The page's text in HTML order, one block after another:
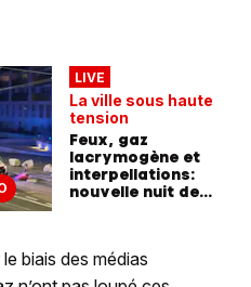
LIVE
La ville sous haute
tension
Feux, gaz
lacrymogène et
interpellations:
nouvelle nuit de
biais des médias